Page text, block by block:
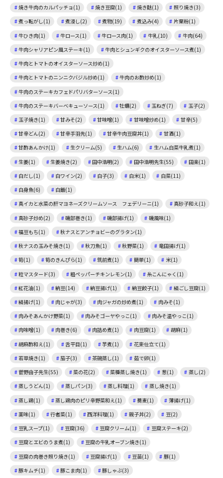
焼き牛肉のカルパッチョ(1) 焼き豆腐(1) 焼き麩(1)
照り焼き(3)
煮っ転がし(1)
煮浸し(2) 煮物(19) 煮込み(4)
片栗粉(1)
牛ひき肉(1)
牛ロース(1) 牛ロース肉(1) 牛乳(10)
牛肉(64)
牛肉シャリアピン風ステーキ(1)
牛肉とシュンギクのオイスターソース煮(1)
牛肉とトマトのオイスターソース炒め(1)
牛肉とトマトのニンニクバジル炒め(1)
牛肉のお酢炒め(1)
牛肉のステーキカフェドパリバターソース(1)
牛肉のステーキバーベキューソース(1)
牡蠣(2) 玉ねぎ(7)
玉子(2)
玉子焼き(1)
甘みそ(2) 甘味噌(1) 甘味噌炒め(1)
甘辛(5)
甘辛どん(2)
甘辛手羽先(1) 甘辛牛肉豆腐丼(1)
甘酒(1)
甘酢あんかけ(1)
生クリーム(5) 生ハム(6)
生ハム白菜牛乳煮(1)
生姜(1)
生姜焼き(2) 田中浩明(2) 田中浩明先生(55)
田楽(1)
白だし(1)
白ワイン(2) 白子(3) 白米(1)
白菜(11)
白身魚(6)
白飯(1)
真イカと水菜の肝マヨネーズクリームソース フェデリーニ(1)
真砂子和え(1)
真砂子炒め(2)
磯部巻き(1) 磯部揚げ(1)
磯風味(1)
福豆もち(1)
秋ナスとアンチョビーのグラタン(1)
秋ナスの玉みそ焼き(1)
秋刀魚(1) 秋野菜(1)
竜田揚げ(1)
筍(1)
筍のきんぴら(1) 筑前煮(1) 簡単(1)
米(1)
粒マスタード(3)
粗ペッパーチキンレモン(1)
糸こんにゃく(1)
紅花油(1)
納豆(14) 納豆揚げ(1) 納豆餃子(1)
絹ごし豆腐(1)
絹揚げ(1)
肉じゃが(3) 肉ジャガの炒め煮(1)
肉みそ(1)
肉みそあんかけ野菜(1)
肉みそゴーヤやっこ(1)
肉みそ温やっこ(1)
肉味噌(1)
肉巻き(6) 肉詰め煮(1) 肉豆腐(1)
胡麻(1)
胡麻酢和え(1)
舌平目(1) 芋煮(1)
花束仕立て(1)
若草焼き(1)
茄子(3) 茶碗蒸し(1)
茹で卵(1)
菅野由子先生(55)
菜の花(2) 菜種蒸し焼き(1) 葱(1)
蒸し(2)
蒸しうどん(1)
蒸しパン(3) 蒸し料理(1)
蒸し焼き(1)
蒸し鶏(1)
蒸し鶏肉のピリ辛野菜和え(1) 蕎麦(1)
薄揚げ(1)
薬味(1)
行者菜(1) 西洋料理(1) 親子丼(2)
豆(2)
豆乳スープ(1)
豆腐(36) 豆腐クリーム(1)
豆腐ステーキ(2)
豆腐とエビのうま煮(1)
豆腐の牛乳オーブン焼き(1)
豆腐の肉巻き照り焼き(1)
豆腐揚げ(1) 豆苗(1)
豚(1)
豚キムチ(1)
豚こま肉(1)
豚しゃぶ(3)